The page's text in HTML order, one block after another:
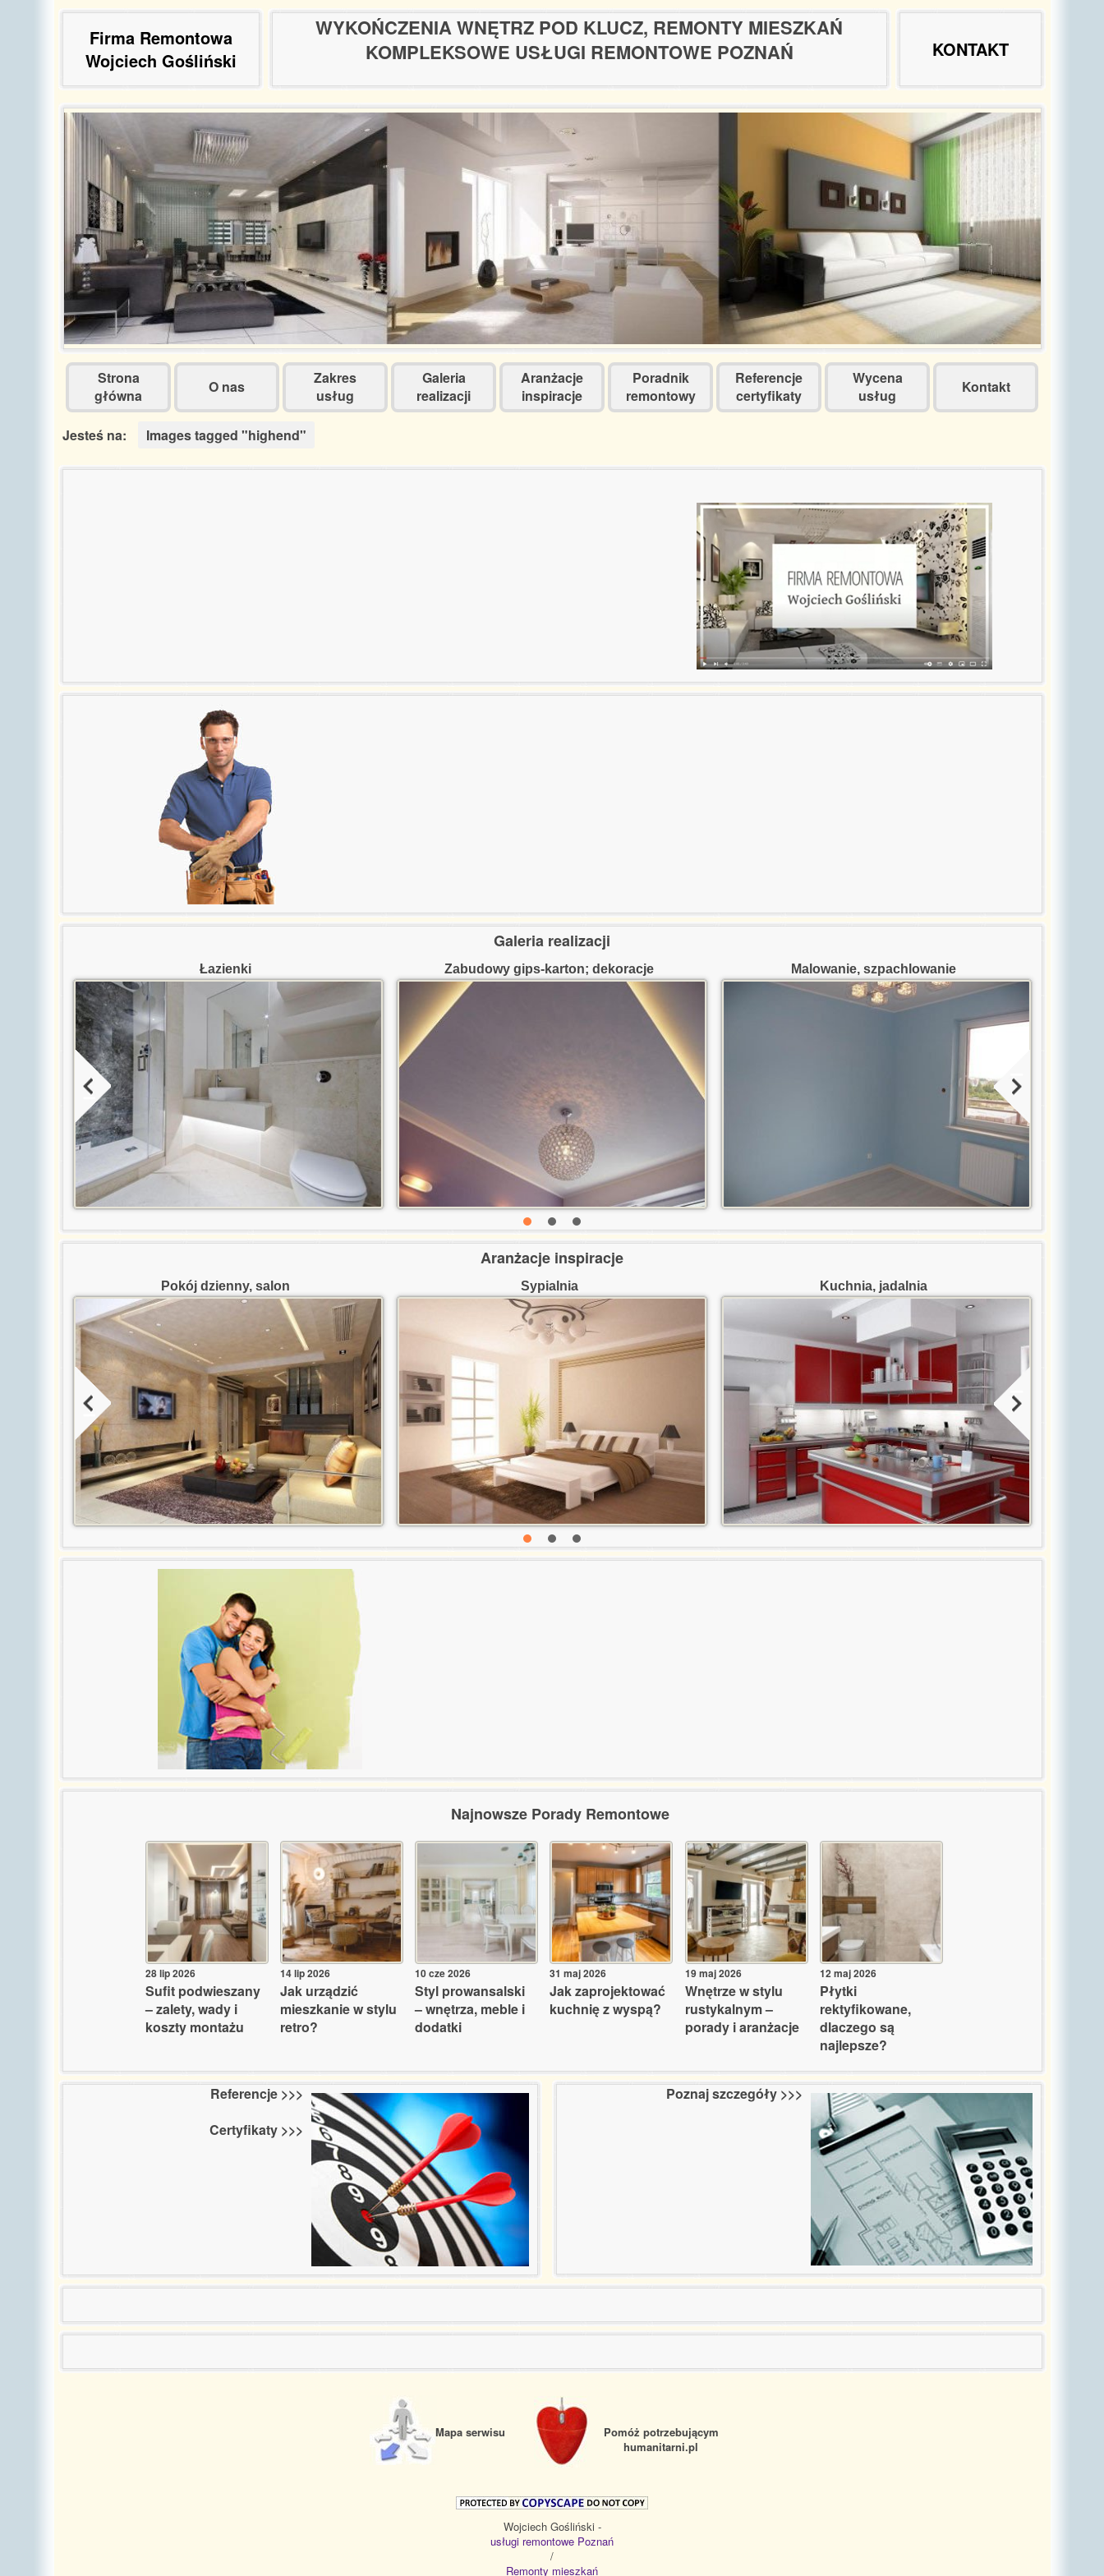
Firma Remontowa
Wojciech Gośliński
WYKOŃCZENIA WNĘTRZ POD KLUCZ, REMONTY MIESZKAŃ
KOMPLEKSOWE USŁUGI REMONTOWE POZNAŃ
KONTAKT
Strona
główna
O nas
Zakres
usług
Galeria
realizacji
Aranżacje
inspiracje
Poradnik
remontowy
Referencje
certyfikaty
Wycena
usług
Kontakt
Jesteś na: Images tagged "highend"
Galeria realizacji
Łazienki Zabudowy gips-karton; dekoracje Malowanie, szpachlowanie
Aranżacje inspiracje
Pokój dzienny, salon Sypialnia Kuchnia, jadalnia
Najnowsze Porady Remontowe
28 lip 2026
Sufit podwieszany
– zalety, wady i
koszty montażu
14 lip 2026
Jak urządzić
mieszkanie w stylu
retro?
10 cze 2026
Styl prowansalski
– wnętrza, meble i
dodatki
31 maj 2026
Jak zaprojektować
kuchnię z wyspą?
19 maj 2026
Wnętrze w stylu
rustykalnym –
porady i aranżacje
12 maj 2026
Płytki
rektyfikowane,
dlaczego są
najlepsze?
Referencje >>>
Certyfikaty >>>
Poznaj szczegóły >>>
Mapa serwisu
Pomóż potrzebującym
humanitarni.pl
Wojciech Gośliński -
usługi remontowe Poznań
/
Remonty mieszkań